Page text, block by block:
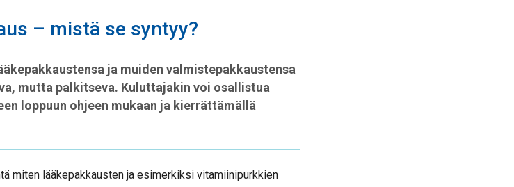
– mistä se syntyy?
ja muiden valmistepakkaustensa
mutta palkitseva. Kuluttajakin voi osallistua
loppuun ohjeen mukaan ja kierrättämällä
miten lääkepakkausten ja esimerkiksi vitamiinipurkkien